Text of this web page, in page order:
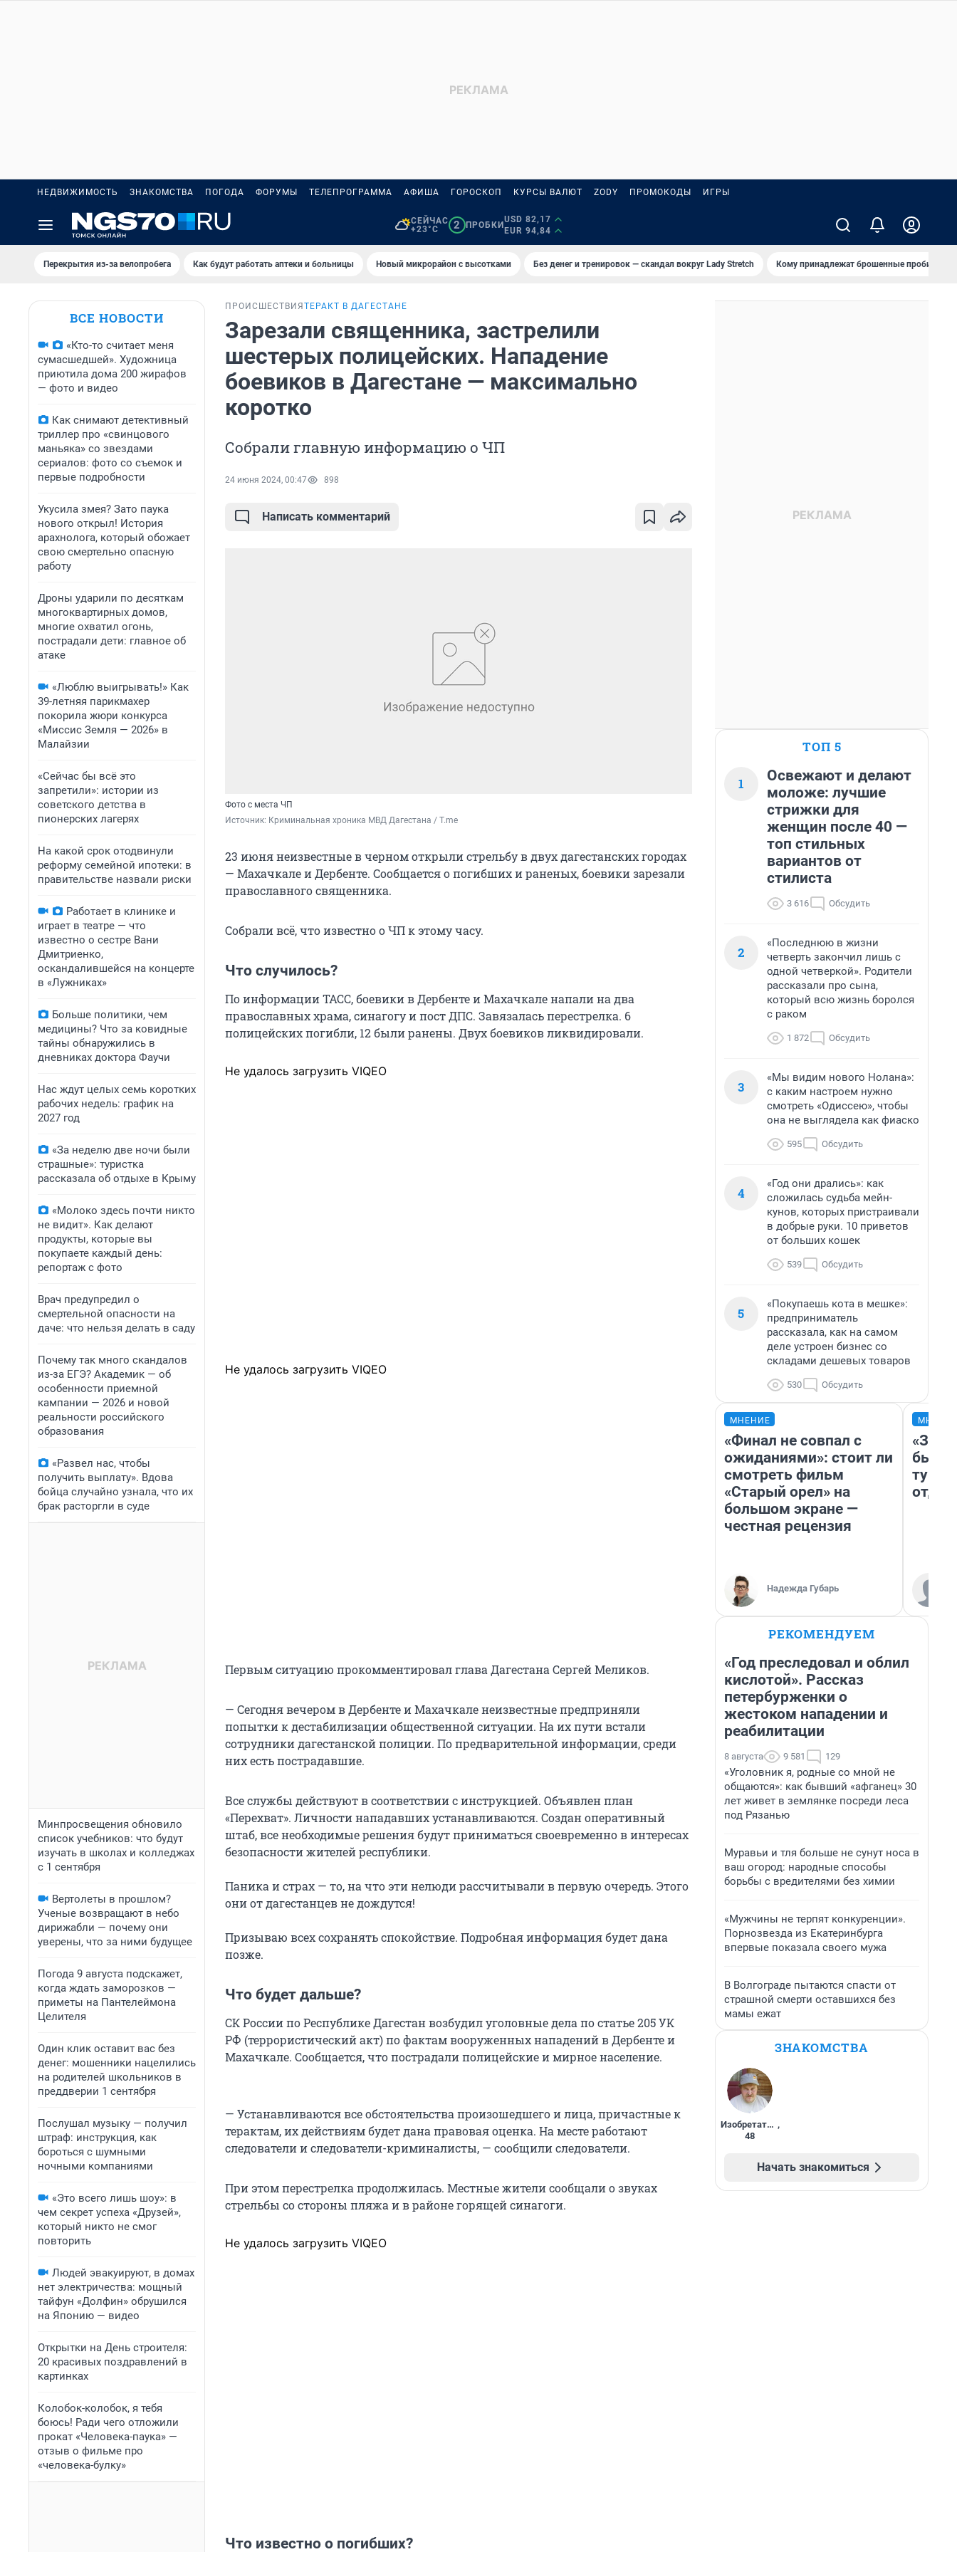
НЕДВИЖИМОСТЬ ЗНАКОМСТВА ПОГОДА ФОРУМЫ ТЕЛЕПРОГРАММА АФИША ГОРОСКОП КУРСЫ ВАЛЮТ ZODY ПРОМОКОДЫ ИГРЫ
СЕЙЧАС
+23°C
2 ПРОБКИ
USD 82,17
EUR 94,84
Перекрытия из-за велопробега Как будут работать аптеки и больницы Новый микрорайон с высотками Без денег и тренировок — скандал вокруг Lady Stretch Кому принадлежат брошенные пробирки?
ВСЕ НОВОСТИ
«Кто-то считает меня
сумасшедшей». Художница
приютила дома 200 жирафов
— фото и видео
Как снимают детективный
триллер про «свинцового
маньяка» со звездами
сериалов: фото со съемок и
первые подробности
Укусила змея? Зато паука
нового открыл! История
арахнолога, который обожает
свою смертельно опасную
работу
Дроны ударили по десяткам
многоквартирных домов,
многие охватил огонь,
пострадали дети: главное об
атаке
«Люблю выигрывать!» Как
39-летняя парикмахер
покорила жюри конкурса
«Миссис Земля — 2026» в
Малайзии
«Сейчас бы всё это
запретили»: истории из
советского детства в
пионерских лагерях
На какой срок отодвинули
реформу семейной ипотеки: в
правительстве назвали риски
Работает в клинике и
играет в театре — что
известно о сестре Вани
Дмитриенко,
оскандалившейся на концерте
в «Лужниках»
Больше политики, чем
медицины? Что за ковидные
тайны обнаружились в
дневниках доктора Фаучи
Нас ждут целых семь коротких
рабочих недель: график на
2027 год
«За неделю две ночи были
страшные»: туристка
рассказала об отдыхе в Крыму
«Молоко здесь почти никто
не видит». Как делают
продукты, которые вы
покупаете каждый день:
репортаж с фото
Врач предупредил о
смертельной опасности на
даче: что нельзя делать в саду
Почему так много скандалов
из-за ЕГЭ? Академик — об
особенности приемной
кампании — 2026 и новой
реальности российского
образования
«Развел нас, чтобы
получить выплату». Вдова
бойца случайно узнала, что их
брак расторгли в суде
Минпросвещения обновило
список учебников: что будут
изучать в школах и колледжах
с 1 сентября
Вертолеты в прошлом?
Ученые возвращают в небо
дирижабли — почему они
уверены, что за ними будущее
Погода 9 августа подскажет,
когда ждать заморозков —
приметы на Пантелеймона
Целителя
Один клик оставит вас без
денег: мошенники нацелились
на родителей школьников в
преддверии 1 сентября
Послушал музыку — получил
штраф: инструкция, как
бороться с шумными
ночными компаниями
«Это всего лишь шоу»: в
чем секрет успеха «Друзей»,
который никто не смог
повторить
Людей эвакуируют, в домах
нет электричества: мощный
тайфун «Долфин» обрушился
на Японию — видео
Открытки на День строителя:
20 красивых поздравлений в
картинках
Колобок-колобок, я тебя
боюсь! Ради чего отложили
прокат «Человека-паука» —
отзыв о фильме про
«человека-булку»
ПРОИСШЕСТВИЯ ТЕРАКТ В ДАГЕСТАНЕ
Зарезали священника, застрелили
шестерых полицейских. Нападение
боевиков в Дагестане — максимально
коротко
Собрали главную информацию о ЧП
24 июня 2024, 00:47 898
Написать комментарий
Фото с места ЧП
Источник: Криминальная хроника МВД Дагестана / T.me
23 июня неизвестные в черном открыли стрельбу в двух дагестанских городах
— Махачкале и Дербенте. Сообщается о погибших и раненых, боевики зарезали
православного священника.
Собрали всё, что известно о ЧП к этому часу.
Что случилось?
По информации ТАСС, боевики в Дербенте и Махачкале напали на два
православных храма, синагогу и пост ДПС. Завязалась перестрелка. 6
полицейских погибли, 12 были ранены. Двух боевиков ликвидировали.
Не удалось загрузить VIQEO
Не удалось загрузить VIQEO
Первым ситуацию прокомментировал глава Дагестана Сергей Меликов.
— Сегодня вечером в Дербенте и Махачкале неизвестные предприняли
попытки к дестабилизации общественной ситуации. На их пути встали
сотрудники дагестанской полиции. По предварительной информации, среди
них есть пострадавшие.
Все службы действуют в соответствии с инструкцией. Объявлен план
«Перехват». Личности нападавших устанавливаются. Создан оперативный
штаб, все необходимые решения будут приниматься своевременно в интересах
безопасности жителей республики.
Паника и страх — то, на что эти нелюди рассчитывали в первую очередь. Этого
они от дагестанцев не дождутся!
Призываю всех сохранять спокойствие. Подробная информация будет дана
позже.
Что будет дальше?
СК России по Республике Дагестан возбудил уголовные дела по статье 205 УК
РФ (террористический акт) по фактам вооруженных нападений в Дербенте и
Махачкале. Сообщается, что пострадали полицейские и мирное население.
— Устанавливаются все обстоятельства произошедшего и лица, причастные к
терактам, их действиям будет дана правовая оценка. На месте работают
следователи и следователи-криминалисты, — сообщили следователи.
При этом перестрелка продолжилась. Местные жители сообщали о звуках
стрельбы со стороны пляжа и в районе горящей синагоги.
Не удалось загрузить VIQEO
Что известно о погибших?
ТОП 5
1
Освежают и делают
моложе: лучшие
стрижки для
женщин после 40 —
топ стильных
вариантов от
стилиста
3 616 Обсудить
2
«Последнюю в жизни
четверть закончил лишь с
одной четверкой». Родители
рассказали про сына,
который всю жизнь боролся
с раком
1 872 Обсудить
3
«Мы видим нового Нолана»:
с каким настроем нужно
смотреть «Одиссею», чтобы
она не выглядела как фиаско
595 Обсудить
4
«Год они дрались»: как
сложилась судьба мейн-
кунов, которых пристраивали
в добрые руки. 10 приветов
от больших кошек
539 Обсудить
5
«Покупаешь кота в мешке»:
предприниматель
рассказала, как на самом
деле устроен бизнес со
складами дешевых товаров
530 Обсудить
МНЕНИЕ
«Финал не совпал с
ожиданиями»: стоит ли
смотреть фильм
«Старый орел» на
большом экране —
честная рецензия
Надежда Губарь
«За
были
РЕКОМЕНДУЕМ
«Год преследовал и облил
кислотой». Рассказ
петербурженки о
жестоком нападении и
реабилитации
8 августа 9 581 129
«Уголовник я, родные со мной не
общаются»: как бывший «афганец» 30
лет живет в землянке посреди леса
под Рязанью
Муравьи и тля больше не сунут носа в
ваш огород: народные способы
борьбы с вредителями без химии
«Мужчины не терпят конкуренции».
Порнозвезда из Екатеринбурга
впервые показала своего мужа
В Волгограде пытаются спасти от
страшной смерти оставшихся без
мамы ежат
ЗНАКОМСТВА
Изобретатель ,
48
Начать знакомиться